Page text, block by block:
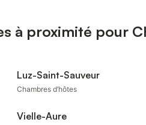
à proximité pour
Luz-Saint-Sauveur
Chambres d’hôtes
Vielle-Aure